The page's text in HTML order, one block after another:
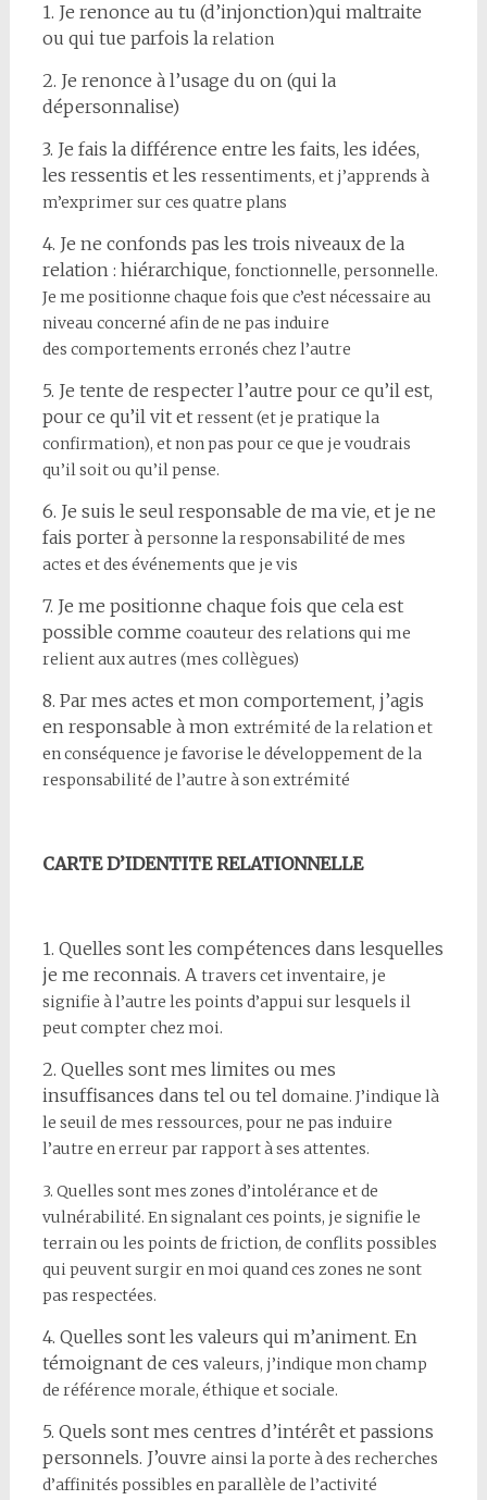
1. Je renonce au tu (d’injonction)qui maltraite
ou qui tue parfois la relation
2. Je renonce à l’usage du on (qui la
dépersonnalise)
3. Je fais la différence entre les faits, les idées,
les ressentis et les ressentiments, et j’apprends à
m’exprimer sur ces quatre plans
4. Je ne confonds pas les trois niveaux de la
relation : hiérarchique, fonctionnelle, personnelle.
Je me positionne chaque fois que c’estnécessaire au
niveau concerné afin de ne pas induire
des comportements erronés chez l’autre
5. Je tente de respecter l’autre pour ce qu’il est,
pour ce qu’il vit et ressent (et je pratique la
confirmation), et non pas pour ce que je voudrais
qu’il soit ou qu’il pense.
6. Je suis le seul responsable de ma vie, et je ne
fais porter à personne la responsabilité de mes
actes et des événements que je vis
7. Je me positionne chaque fois que cela est
possible comme coauteur des relations qui me
relient aux autres (mes collègues)
8. Par mes actes et mon comportement, j’agis
en responsable à mon extrémité de la relation et
en conséquence je favorise le développement de la
responsabilité de l’autre à son extrémité
CARTE D’IDENTITE RELATIONNELLE
1. Quelles sont les compétences dans lesquelles
je me reconnais. Atravers cet inventaire, je
signifie à l’autre les points d’appui surlesquels il
peut compter chez moi.
2. Quelles sont mes limites ou mes
insuffisances dans tel ou tel domaine. J’indique là
le seuil de mes ressources, pour ne pas induire
l’autre en erreur par rapport à ses attentes.
3. Quelles sont mes zones d’intolérance et de
vulnérabilité. Ensignalant ces points, je signifie le
terrain ou les points de friction, de conflits possibles
qui peuvent surgir en moi quand ces zones ne sont
pas respectées.
4. Quelles sont les valeurs qui m’animent. En
témoignant de ces valeurs, j’indique mon champ
de référence morale, éthique etsociale.
5. Quels sont mes centres d’intérêt et passions
personnels. J’ouvre ainsi la porte à des recherches
d’affinités possibles en parallèle de l’activité